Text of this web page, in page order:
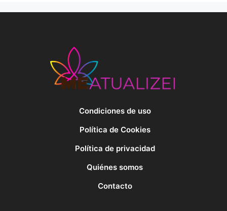
Condiciones de uso
Política de Cookies
Política de privacidad
Quiénes somos
Contacto